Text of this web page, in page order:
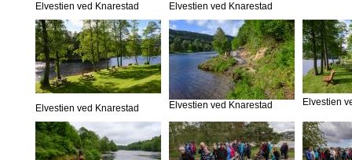
Elvestien ved Knarestad Elvestien ved Knarestad
Elvestien ved Knarestad Elvestien ved Knarestad Elvestien